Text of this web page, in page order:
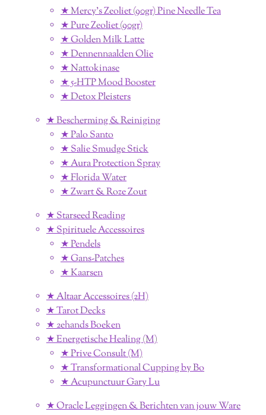
★ Mercy's Zeoliet (90gr) Pine Needle Tea
★ Pure Zeoliet (90gr)
★ Golden Milk Latte
★ Dennennaalden Olie
★ Nattokinase
★ 5-HTP Mood Booster
★ Detox Pleisters
★ Bescherming & Reiniging
★ Palo Santo
★ Salie Smudge Stick
★ Aura Protection Spray
★ Florida Water
★ Zwart & Roze Zout
★ Starseed Reading
★ Spirituele Accessoires
★ Pendels
★ Gans-Patches
★ Kaarsen
★ Altaar Accessoires (2H)
★ Tarot Decks
★ 2ehands Boeken
★ Energetische Healing (M)
★ Prive Consult (M)
★ Transformational Cupping by Bo
★ Acupunctuur Gary Lu
★ Oracle Leggingen & Berichten van jouw Ware